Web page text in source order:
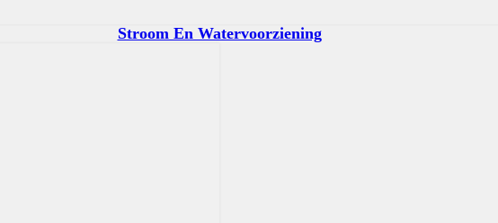
Stroom En Watervoorziening